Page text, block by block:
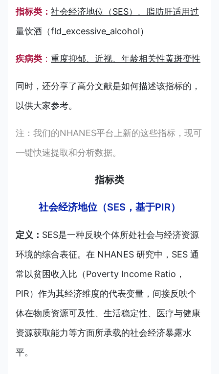
指标类： 社会经济地位（SES）、脂肪肝适用过
量饮酒（fld_excessive_alcohol）
疾病类 ： 重度抑郁、近视、年龄相关性黄斑变性
同时，还分享了高分文献是如何描述该指标的，
以供大家参考。
注：我们的NHANES平台上新的这些指标，现可
一键快速提取和分析数据。
指标类
社会经济地位（SES，基于PIR）
定义： SES是一种反映个体所处社会与经济资源
环境的综合表征。在 NHANES 研究中，SES 通
常以贫困收入比（Poverty Income Ratio，
PIR）作为其经济维度的代表变量，间接反映个
体在物质资源可及性、生活稳定性、医疗与健康
资源获取能力等方面所承载的社会经济暴露水
平。